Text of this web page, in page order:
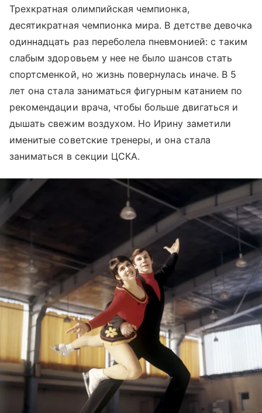
Трехкратная олимпийская чемпионка,
десятикратная чемпионка мира. В детстве девочка
одиннадцать раз переболела пневмонией: с таким
слабым здоровьем у нее не было шансов стать
спортсменкой, но жизнь повернулась иначе. В 5
лет она стала заниматься фигурным катанием по
рекомендации врача, чтобы больше двигаться и
дышать свежим воздухом. Но Ирину заметили
именитые советские тренеры, и она стала
заниматься в секции ЦСКА.